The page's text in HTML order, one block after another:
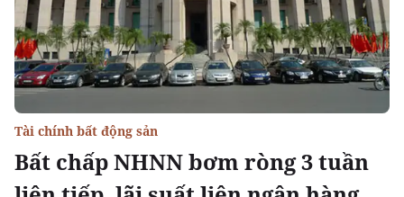
Bất chấp NHNN bơm ròng 3 tuần
Tài chính bất động sản